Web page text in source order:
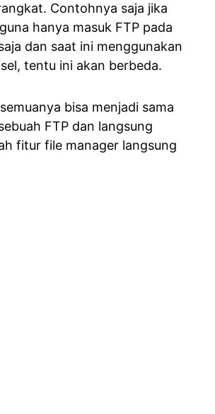
Contohnya saja jika
hanya masuk FTP pada
dan saat ini menggunakan
tentu ini akan berbeda.
bisa menjadi sama
FTP dan langsung
fitur file manager langsung